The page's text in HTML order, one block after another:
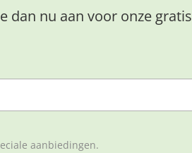
dan nu aan voor onze gratis
aanbiedingen.